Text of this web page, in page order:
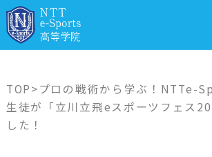
TOP>プロの戦術から学ぶ！NTTe-
生徒が「立川立飛eスポーツフェス
した！